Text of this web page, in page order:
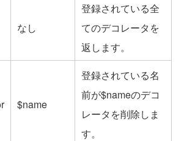
なし
登録されている全
てのデコレータを
返します。
$name
登録されている名
前が$nameのデコ
レータを削除しま
す。